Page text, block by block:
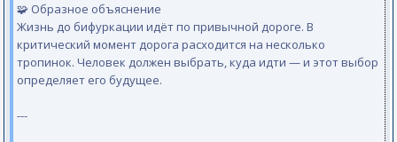
🧩 Образное объяснение
Жизнь до бифуркации идёт по привычной дороге. В
критический момент дорога расходится на несколько
тропинок. Человек должен выбрать, куда идти — и этот выбор
определяет его будущее.
---